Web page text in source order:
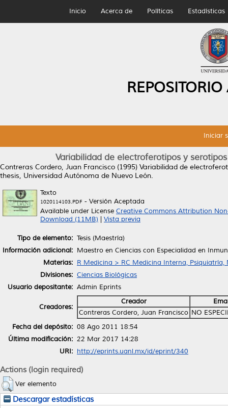
Inicio Acerca de Políticas Estadísticas
Iniciar
Variabilidad de electroferotipos y
Contreras Cordero, Juan Francisco (1995) Variabilidad de
thesis, Universidad Autónoma de Nuevo León.
Texto
1020114103.PDF - Versión Aceptada
Available under License Creative Commons Attribution
Download (11MB)
Vista previa
Tipo de elemento: Tesis (Maestría)
Información adicional: Maestro en Ciencias con Especialidad en
Materias: R Medicina > RC Medicina Interna, Psiquiatría,
Divisiones: Ciencias Biológicas
Usuario depositante: Admin Eprints
Creadores:
Creador
Contreras Cordero, Juan Francisco NO
Fecha del depósito: 08 Ago 2011 18:54
Última modificación: 22 Mar 2017 14:28
URI: http://eprints.uanl.mx/id/eprint/340
Actions (login required)
Ver elemento
Descargar estadísticas